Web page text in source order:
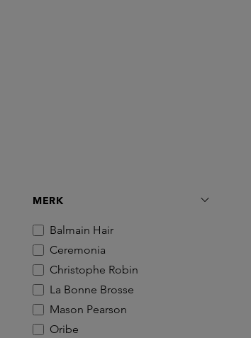
MERK
Balmain Hair
Ceremonia
Christophe Robin
La Bonne Brosse
Mason Pearson
Oribe